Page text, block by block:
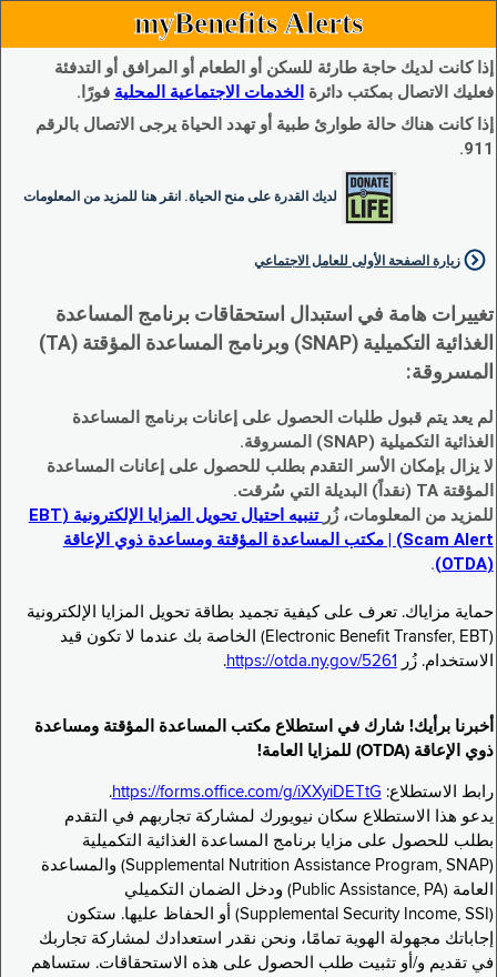
myBenefits Alerts
إذا كانت لديك حاجة طارئة للسكن أو الطعام أو المرافق أو التدفئة
فعليك الاتصال بمكتب دائرة الخدمات الاجتماعية المحلية فورًا.
إذا كانت هناك حالة طوارئ طبية أو تهدد الحياة يرجى الاتصال بالرقم
911.
لديك القدرة على منح الحياة. انقر هنا للمزيد من المعلومات
زيارة الصفحة الأولى للعامل الاجتماعي
تغييرات هامة في استبدال استحقاقات برنامج المساعدة
الغذائية التكميلية (SNAP) وبرنامج المساعدة المؤقتة (TA)
المسروقة:
لم يعد يتم قبول طلبات الحصول على إعانات برنامج المساعدة
الغذائية التكميلية (SNAP) المسروقة.
لا يزال بإمكان الأسر التقدم بطلب للحصول على إعانات المساعدة
المؤقتة TA (نقداً) البديلة التي سُرقت.
للمزيد من المعلومات، زُر
تنبيه احتيال تحويل المزايا الإلكترونية (EBT
Scam Alert) | مكتب المساعدة المؤقتة ومساعدة ذوي الإعاقة
(OTDA)
.
حماية مزاياك. تعرف على كيفية تجميد بطاقة تحويل المزايا الإلكترونية
(Electronic Benefit Transfer, EBT) الخاصة بك عندما لا تكون قيد
الاستخدام. زُر
https://otda.ny.gov/5261
.
أخبرنا برأيك! شارك في استطلاع مكتب المساعدة المؤقتة ومساعدة
ذوي الإعاقة (OTDA) للمزايا العامة!
رابط الاستطلاع: https://forms.office.com/g/iXXyiDETtG
.
يدعو هذا الاستطلاع سكان نيويورك لمشاركة تجاربهم في التقدم
بطلب للحصول على مزايا برنامج المساعدة الغذائية التكميلية
(Supplemental Nutrition Assistance Program, SNAP) والمساعدة
العامة (Public Assistance, PA) ودخل الضمان التكميلي
(Supplemental Security Income, SSI) أو الحفاظ عليها. ستكون
إجاباتك مجهولة الهوية تمامًا، ونحن نقدر استعدادك لمشاركة تجاربك
في تقديم و/أو تثبيت طلب الحصول على هذه الاستحقاقات. ستساهم